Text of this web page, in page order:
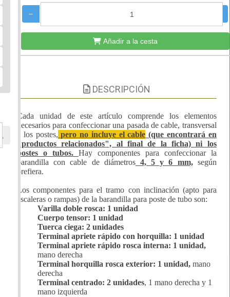
−
Añadir a la cesta
DESCRIPCIÓN
Cada unidad de este artículo comprende los elementos
necesarios para confeccionar una pasada de cable, transversal
a los postes, pero no incluye el cable (que encontrará en
"productos relacionados", al final de la ficha) ni los
postes o tubos. Hay componentes para confeccionar la
barandilla con cable de diámetros4, 5 y 6 mm,según
prefiera.
Los componentes para el tramo con inclinación (apto para
escaleras o rampas) de la barandilla para poste de tubo son:
Varilla doble rosca: 1 unidad
Cuerpo tensor: 1 unidad
Tuerca ciega: 2 unidades
Terminal apriete rápido con horquilla: 1 unidad
Terminal apriete rápido rosca interna: 1 unidad,
mano derecha
Terminal horquilla rosca exterior: 1 unidad, mano
derecha
Terminal centrado: 2 unidades, 1 mano derecha y 1
mano izquierda